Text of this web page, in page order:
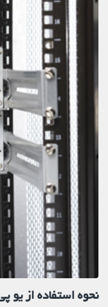
نحوه استفاده از یو